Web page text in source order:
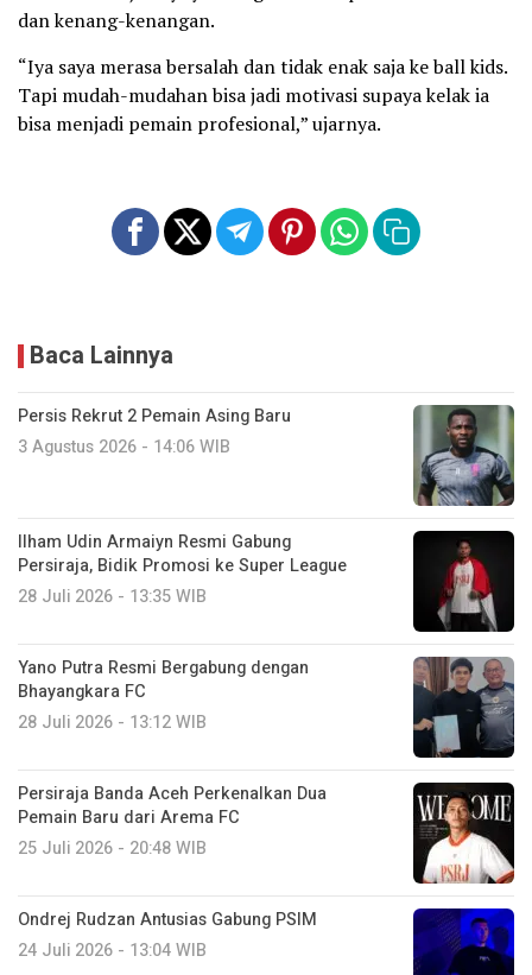
dan kenang-kenangan.
“Iya saya merasa bersalah dan tidak enak saja ke ball kids.
Tapi mudah-mudahan bisa jadi motivasi supaya kelak ia
bisa menjadi pemain profesional,” ujarnya.
Baca Lainnya
Persis Rekrut 2 Pemain Asing Baru
3 Agustus 2026 - 14:06 WIB
Ilham Udin Armaiyn Resmi Gabung
Persiraja, Bidik Promosi ke Super League
28 Juli 2026 - 13:35 WIB
Yano Putra Resmi Bergabung dengan
Bhayangkara FC
28 Juli 2026 - 13:12 WIB
Persiraja Banda Aceh Perkenalkan Dua
Pemain Baru dari Arema FC
25 Juli 2026 - 20:48 WIB
Ondrej Rudzan Antusias Gabung PSIM
24 Juli 2026 - 13:04 WIB